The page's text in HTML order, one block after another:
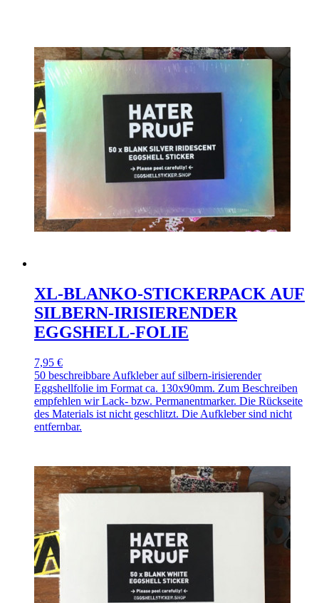
XL-BLANKO-STICKERPACK AUF
SILBERN-IRISIERENDER
EGGSHELL-FOLIE
7,95 €
50 beschreibbare Aufkleber auf silbern-irisierender
Eggshellfolie im Format ca. 130x90mm. Zum Beschreiben
empfehlen wir Lack- bzw. Permanentmarker. Die Rückseite
des Materials ist nicht geschlitzt. Die Aufkleber sind nicht
entfernbar.